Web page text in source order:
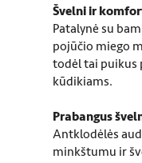
Švelni ir
Patalynė su
pojūčio miego
todėl tai puikus
kūdikiams.
Prabangus
Antklodėlės
minkštumu ir